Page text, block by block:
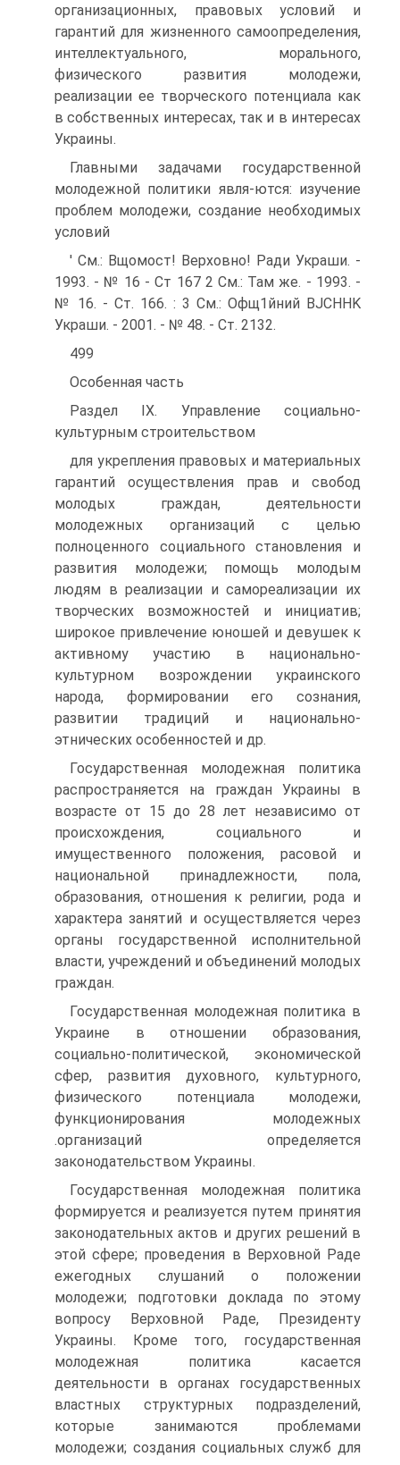
организационных, правовых условий и
гарантий для жизненного самоопределения,
интеллектуального, морального,
физического развития молодежи,
реализации ее творческого потенциала как
в собственных интересах, так и в интересах
Украины.
Главными задачами государственной
молодежной политики явля-ются: изучение
проблем молодежи, создание необходимых
условий
' См.: Вщомост! Верховно! Ради Украши. -
1993. - № 16 - Ст 167 2 См.: Там же. - 1993. -
№ 16. - Ст. 166. : 3 См.: Офщ1йний BJCHHK
Украши. - 2001. - № 48. - Ст. 2132.
499
Особенная часть
Раздел IX. Управление социально-
культурным строительством
для укрепления правовых и материальных
гарантий осуществления прав и свобод
молодых граждан, деятельности
молодежных организаций с целью
полноценного социального становления и
развития молодежи; помощь молодым
людям в реализации и самореализации их
творческих возможностей и инициатив;
широкое привлечение юношей и девушек к
активному участию в национально-
культурном возрождении украинского
народа, формировании его сознания,
развитии традиций и национально-
этнических особенностей и др.
Государственная молодежная политика
распространяется на граждан Украины в
возрасте от 15 до 28 лет независимо от
происхождения, социального и
имущественного положения, расовой и
национальной принадлежности, пола,
образования, отношения к религии, рода и
характера занятий и осуществляется через
органы государственной исполнительной
власти, учреждений и объединений молодых
граждан.
Государственная молодежная политика в
Украине в отношении образования,
социально-политической, экономической
сфер, развития духовного, культурного,
физического потенциала молодежи,
функционирования молодежных
.организаций определяется
законодательством Украины.
Государственная молодежная политика
формируется и реализуется путем принятия
законодательных актов и других решений в
этой сфере; проведения в Верховной Раде
ежегодных слушаний о положении
молодежи; подготовки доклада по этому
вопросу Верховной Раде, Президенту
Украины. Кроме того, государственная
молодежная политика касается
деятельности в органах государственных
властных структурных подразделений,
которые занимаются проблемами
молодежи; создания социальных служб для